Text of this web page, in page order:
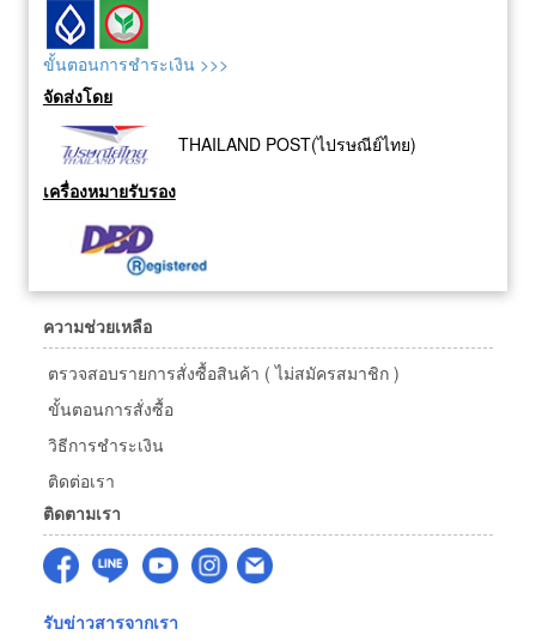
ขั้นตอนการชำระเงิน >>>
จัดส่งโดย
THAILAND POST(ไปรษณีย์ไทย)
เครื่องหมายรับรอง
ความช่วยเหลือ
ตรวจสอบรายการสั่งซื้อสินค้า ( ไม่สมัครสมาชิก )
ขั้นตอนการสั่งซื้อ
วิธีการชำระเงิน
ติดต่อเรา
ติดตามเรา
รับข่าวสารจากเรา